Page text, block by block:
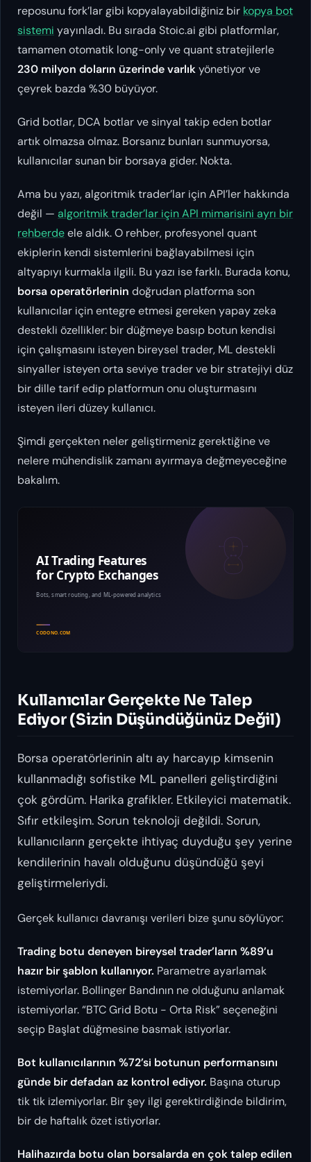
reposunu fork’lar gibi kopyalayabildiğiniz bir kopya bot
sistemi yayınladı. Bu sırada Stoic.ai gibi platformlar,
tamamen otomatik long-only ve quant stratejilerle
230 milyon doların üzerinde varlıkyönetiyor ve
çeyrek bazda %30 büyüyor.
Grid botlar, DCA botlar ve sinyal takip eden botlar
artık olmazsa olmaz. Borsanız bunları sunmuyorsa,
kullanıcılar sunan bir borsaya gider. Nokta.
Ama bu yazı, algoritmik trader’lar için API’ler hakkında
değil — algoritmik trader’lar için API mimarisini ayrı bir
rehberdeele aldık. O rehber, profesyonel quant
ekiplerin kendi sistemlerini bağlayabilmesi için
altyapıyı kurmakla ilgili. Bu yazı ise farklı. Burada konu,
borsa operatörlerinin doğrudan platforma son
kullanıcılar için entegre etmesi gereken yapay zeka
destekli özellikler: bir düğmeye basıp botun kendisi
için çalışmasını isteyen bireysel trader, ML destekli
sinyaller isteyen orta seviye trader ve bir stratejiyi düz
bir dille tarif edip platformun onu oluşturmasını
isteyen ileri düzey kullanıcı.
Şimdi gerçekten neler geliştirmeniz gerektiğine ve
nelere mühendislik zamanı ayırmaya değmeyeceğine
bakalım.
Kullanıcılar Gerçekte Ne Talep
Ediyor (Sizin Düşündüğünüz Değil)
Borsa operatörlerinin altı ay harcayıp kimsenin
kullanmadığı sofistike ML panelleri geliştirdiğini
çok gördüm. Harika grafikler. Etkileyici matematik.
Sıfır etkileşim. Sorun teknoloji değildi. Sorun,
kullanıcıların gerçekte ihtiyaç duyduğu şey yerine
kendilerinin havalı olduğunu düşündüğü şeyi
geliştirmeleriydi.
Gerçek kullanıcı davranışı verileri bize şunu söylüyor:
Trading botu deneyen bireysel trader’ların %89’u
hazır bir şablon kullanıyor. Parametre ayarlamak
istemiyorlar. Bollinger Bandının ne olduğunu anlamak
istemiyorlar. “BTC Grid Botu - Orta Risk” seçeneğini
seçip Başlat düğmesine basmak istiyorlar.
Bot kullanıcılarının %72’si botunun performansını
günde bir defadan az kontrol ediyor. Başına oturup
tik tik izlemiyorlar. Bir şey ilgi gerektirdiğinde bildirim,
bir de haftalık özet istiyorlar.
Halihazırda botu olan borsalarda en çok talep edilen